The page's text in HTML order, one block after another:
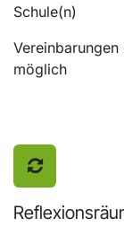
Schule(n)
möglich